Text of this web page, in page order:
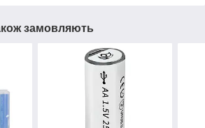
замовляють